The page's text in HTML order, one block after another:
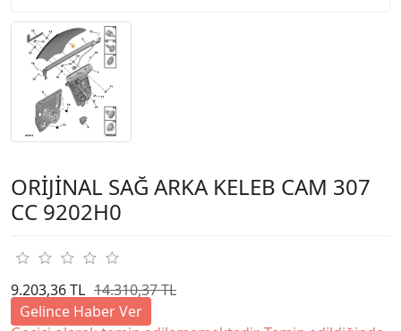
ORİJİNAL SAĞ ARKA KELEB CAM 307
CC 9202H0
9.203,36 TL 14.310,37 TL
Gelince Haber Ver